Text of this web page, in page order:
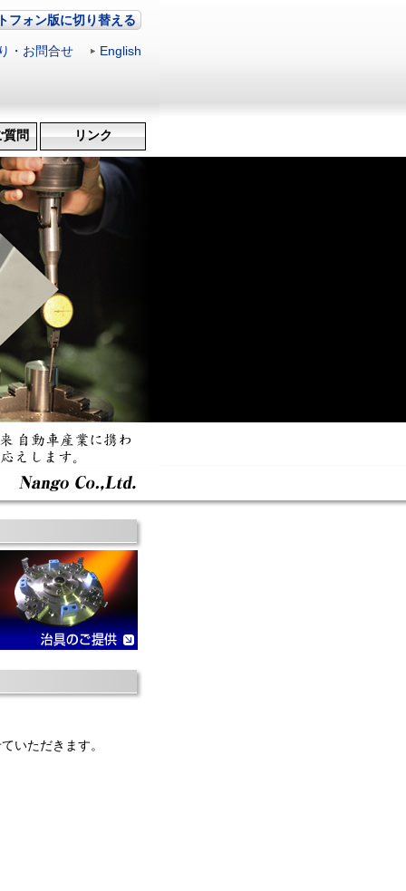
フォン版に切り替える
・お問合せ English
問 リンク
いただきます。